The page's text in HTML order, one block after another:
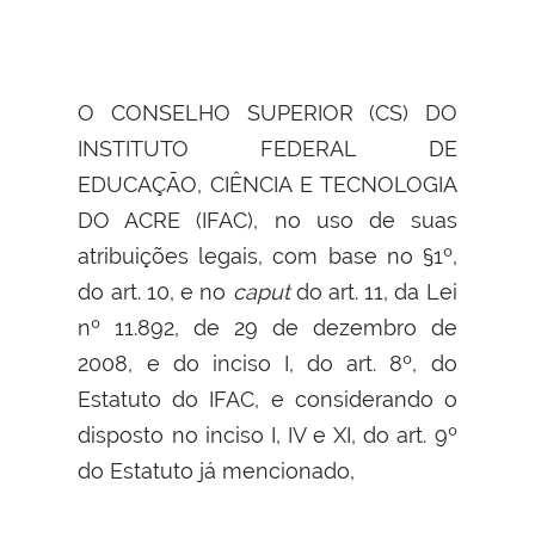
O CONSELHO SUPERIOR (CS) DO
INSTITUTO FEDERAL DE
EDUCAÇÃO, CIÊNCIA E TECNOLOGIA
DO ACRE (IFAC), no uso de suas
atribuições legais, com base no §1º,
do art. 10, e no caputdo art. 11, da Lei
nº 11.892, de 29 de dezembro de
2008, e do inciso I, do art. 8º, do
Estatuto do IFAC, e considerando o
disposto no inciso I, IV e XI, do art. 9º
do Estatuto já mencionado,